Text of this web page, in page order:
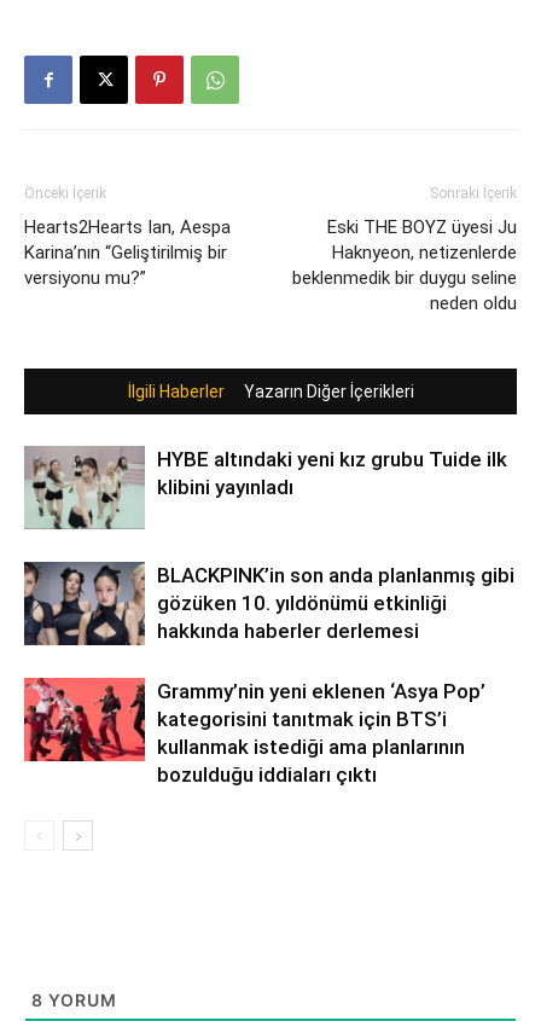
Önceki İçerik
Hearts2Hearts Ian, Aespa
Karina’nın “Geliştirilmiş bir
versiyonu mu?”
Sonraki İçerik
Eski THE BOYZ üyesi Ju
Haknyeon, netizenlerde
beklenmedik bir duygu seline
neden oldu
İlgili Haberler Yazarın Diğer İçerikleri
HYBE altındaki yeni kız grubu Tuide ilk
klibini yayınladı
BLACKPINK’in son anda planlanmış gibi
gözüken 10. yıldönümü etkinliği
hakkında haberler derlemesi
Grammy’nin yeni eklenen ‘Asya Pop’
kategorisini tanıtmak için BTS’i
kullanmak istediği ama planlarının
bozulduğu iddiaları çıktı
8 YORUM